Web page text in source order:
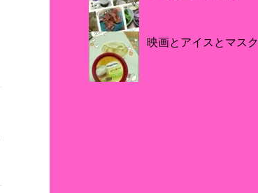
映画とアイスとマスク